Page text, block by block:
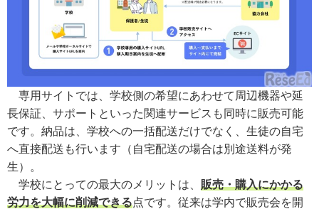
専用サイトでは、学校側の希望にあわせて周辺機器や延
長保証、サポートといった関連サービスも同時に販売可能
です。納品は、学校への一括配送だけでなく、生徒の自宅
へ直接配送も行います（自宅配送の場合は別途送料が発
生）。
学校にとっての最大のメリットは、 販売・購入にかかる
労力を大幅に削減できる点です。従来は学内で販売会を開